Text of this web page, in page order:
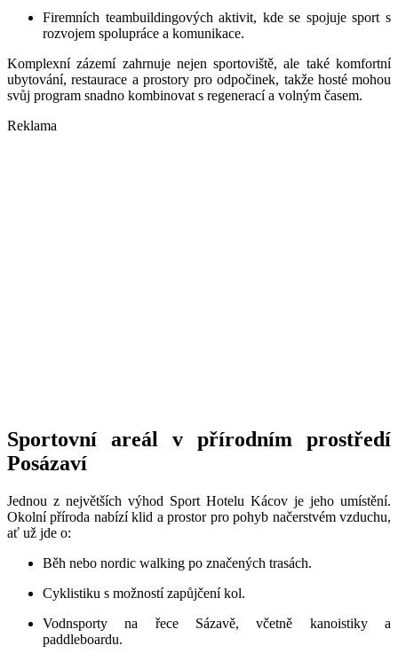
Firemních teambuildingových aktivit, kde se spojuje sport s
rozvojem spolupráce a komunikace.
Komplexní zázemí zahrnuje nejen sportoviště, ale takékomfortní
ubytování, restaurace a prostory pro odpočinek, takže hosté mohou
svůj program snadno kombinovat s regenerací a volným časem.
Reklama
Sportovní areál v přírodním prostředí
Posázaví
Jednou z největších výhod Sport Hotelu Kácov je jeho umístění.
Okolní příroda nabízí klid a prostor pro pohyb načerstvém vzduchu,
ať už jde o:
Běh nebo nordic walking po značených trasách.
Cyklistiku s možností zapůjčeníkol.
Vodnsporty na řece Sázavě, včetně kanoistiky a
paddleboardu.